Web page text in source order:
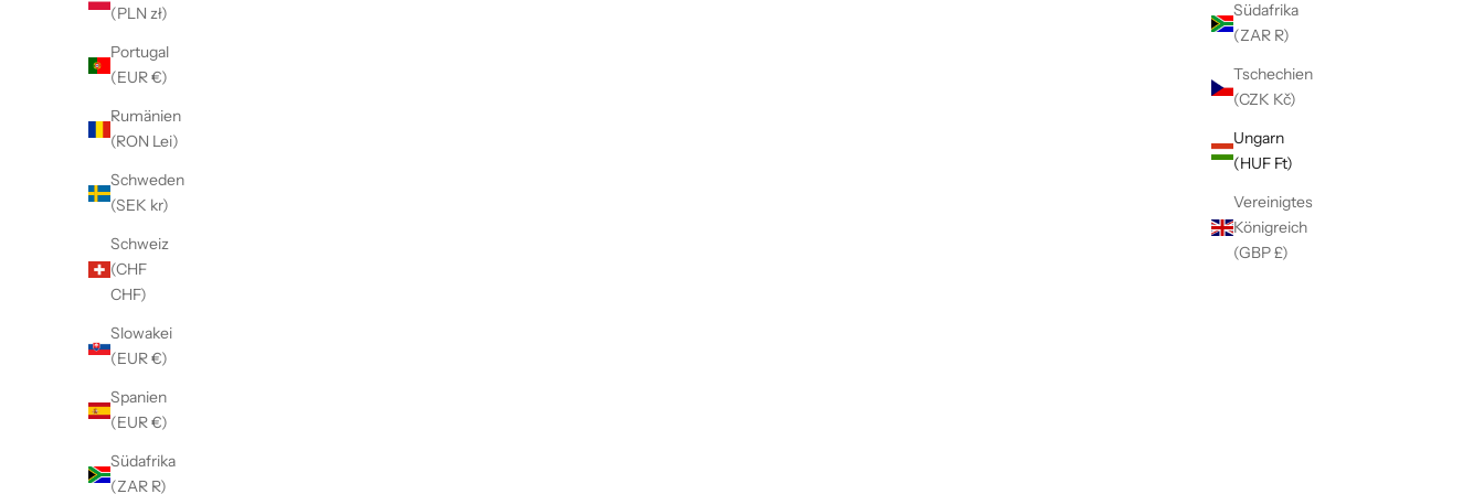
Südafrika
(ZAR R)
Tschechien
(CZK Kč)
Ungarn
(HUF Ft)
Vereinigtes
Königreich
(GBP £)
(PLN zł)
Portugal
(EUR €)
Rumänien
(RON Lei)
Schweden
(SEK kr)
Schweiz
(CHF
CHF)
Slowakei
(EUR €)
Spanien
(EUR €)
Südafrika
(ZAR R)